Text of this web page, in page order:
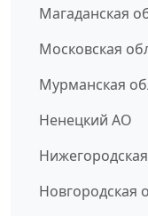
Магаданская
Московская
Мурманская
Ненецкий АО
Новгородская